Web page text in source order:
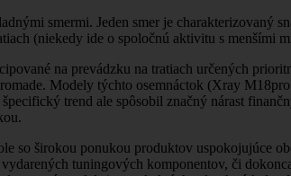
smermi. Jeden smer je charakterizovaný
(niekedy ide o spoločnú aktivitu s menšími
na prevádzku na tratiach určených
Modely týchto osemnáctok (Xray
trend ale spôsobil značný nárast
so širokou ponukou produktov
tuningových komponentov, či